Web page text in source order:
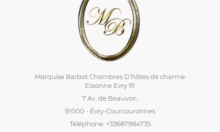
Marquise Barbot Chambres D’hôtes de charme
Essonne Evry 91
7 Av. de Beauvoir,
91000 - Évry-Courcouronnes
Téléphone: +33687984735